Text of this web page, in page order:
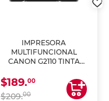
IMPRESORA
MULTIFUNCIONAL
CANON G2110 TINTA
$189.00
$209.00